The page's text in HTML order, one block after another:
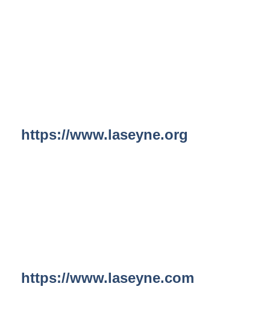
https://www.laseyne.org
https://www.laseyne.com